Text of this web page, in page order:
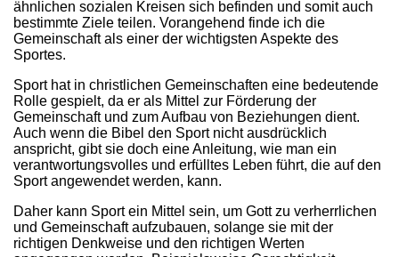
ähnlichen sozialen Kreisen sich befinden und somit auch
bestimmte Ziele teilen. Vorangehend finde ich die
Gemeinschaft als einer der wichtigsten Aspekte des
Sportes.
Sport hat in christlichen Gemeinschaften eine bedeutende
Rolle gespielt, da er als Mittel zur Förderung der
Gemeinschaft und zum Aufbau von Beziehungen dient.
Auch wenn die Bibel den Sport nicht ausdrücklich
anspricht, gibt sie doch eine Anleitung, wie man ein
verantwortungsvolles und erfülltes Leben führt, die auf den
Sport angewendet werden, kann.
Daher kann Sport ein Mittel sein, um Gott zu verherrlichen
und Gemeinschaft aufzubauen, solange sie mit der
richtigen Denkweise und den richtigen Werten